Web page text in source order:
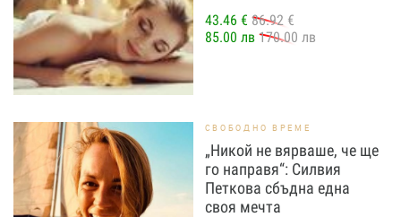
43.46 € 86.92 €
85.00 лв 170.00 лв
СВОБОДНО ВРЕМЕ
„Никой не вярваше, че ще
го направя“: Силвия
Петкова сбъдна една
своя мечта